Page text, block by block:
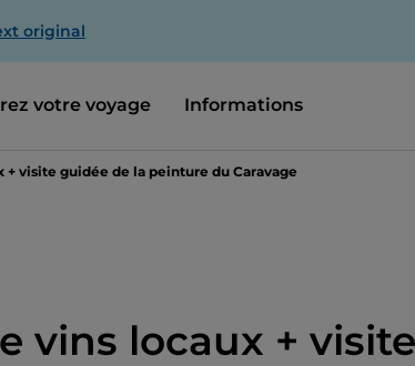
original
votre voyage Informations
+ visite guidée de la peinture du Caravage
vins locaux +